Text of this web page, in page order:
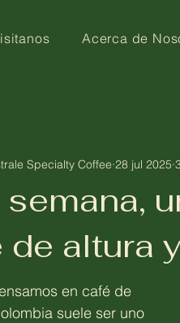
Acerca de
semana,
de altura
Specialty Coffee 28 jul 2025
en café de
suele ser uno